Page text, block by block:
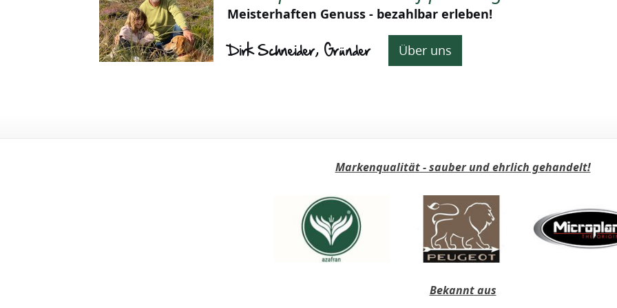
Meisterhaften Genuss - bezahlbar erleben!
Dirk Schneider, Gründer Über uns
Markenqualität - sauber und ehrlich gehandelt!
Bekannt aus